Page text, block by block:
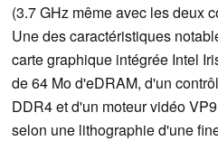
(3.7 GHz même avec les deux
Une des caractéristiques
carte graphique intégrée Intel
de 64 Mo d'eDRAM, d'un
DDR4 et d'un moteur vidéo
selon une lithographie d'une